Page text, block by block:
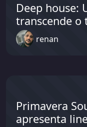
Deep house:
transcende o
renan
Primavera
apresenta